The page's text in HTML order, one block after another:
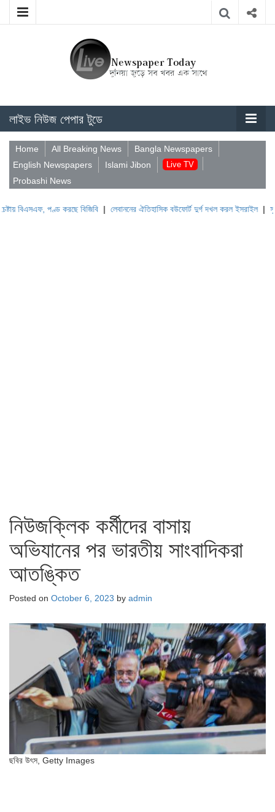
লাইভ নিউজ পেপার টুডে
Home All Breaking News
Bangla Newspapers
English Newspapers
Islami Jibon Live TV
Probashi News
করছে বিজিবি|লেবাননের ঐতিহাসিক বউফোর্ট দুর্গ দখল করল ইসরাইল|সুদানে ভূমিধসে
নিউজক্লিক কর্মীদের বাসায়
অভিযানের পর ভারতীয় সাংবাদিকরা
আতঙ্কিত
Posted on October 6, 2023 by admin
ছবির উৎস, Getty Images